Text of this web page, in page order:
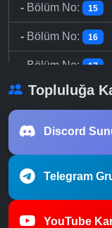
- Bölüm No: 15
- Bölüm No: 16
Bölüm No: 17
- Bölüm No: 18
- Bölüm No:
-Bölüm No: 21
Topluluğa
Discord
Telegram
YouTube